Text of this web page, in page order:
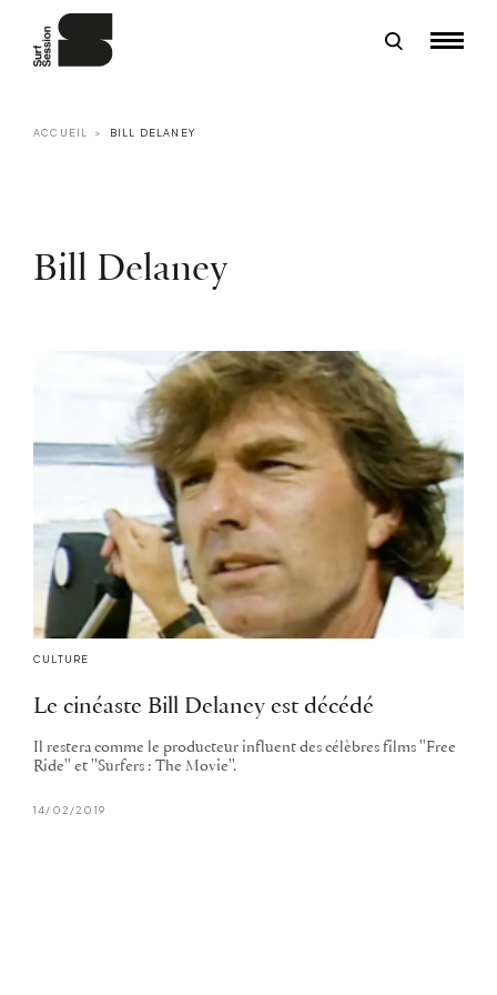
ACCUEIL BILL DELANEY
Bill Delaney
CULTURE
Le cinéaste Bill Delaney est décédé
Il restera comme le producteur influent des célèbres films ''Free
Ride'' et ''Surfers : The Movie''.
14/02/2019